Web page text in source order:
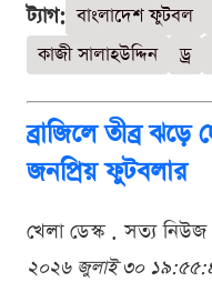
ট্যাগ: বাংলাদেশ ফুটবল
কাজী সালাহউদ্দিন
ড্র
ব্রাজিলে তীব্র
জনপ্রিয় ফুটবলার
খেলা ডেস্ক . সত্য নিউজ
২০২৬ জুলাই ৩০